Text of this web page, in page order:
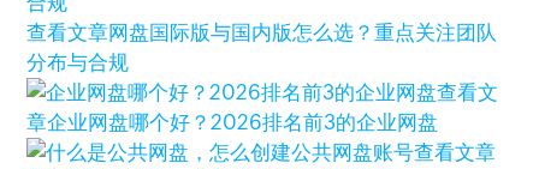
查看文章网盘国际版与国内版怎么选？重点关注团队
分布与合规
查看文
章企业网盘哪个好？2026排名前3的企业网盘
查看文章